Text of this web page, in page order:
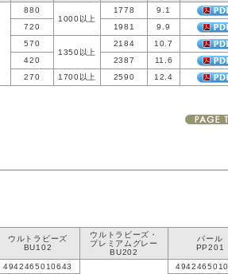
880
1000以上
1778
9.1
720 1981
9.9
570
1350以上
2184
10.7
420 2387
11.6
270 1700以上 2590 12.4
ウルトラビーズ
BU102
ウルトラビーズ・
プレミアムグレー
BU202
パール
PP201
4942465010643